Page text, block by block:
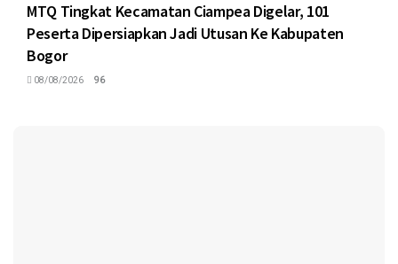
MTQ Tingkat Kecamatan Ciampea Digelar, 101
Peserta Dipersiapkan Jadi Utusan Ke Kabupaten
Bogor
08/08/2026 96